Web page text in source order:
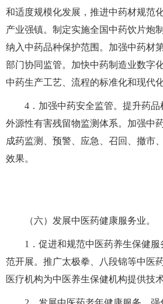
和适度规模化发展，推进中药材规范
产业强镇。制定实施全国中药饮片炮
纳入中药品种保护范围。加强中药材
部门协同监管。加快中药制造业数字
中药生产工艺、流程的标准化和现代化
4．加强中药安全监管。提升药
外源性有害残留物监测体系。加强中
成药监测、预警、应急、召回、撤市
效果。
（六）发展中医药健康服务业。
1．促进和规范中医药养生保健
范开展。推广太极拳、八段锦等中医
医疗机构为中医养生保健机构提供技